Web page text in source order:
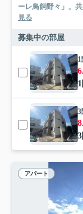
ーレ鳥飼野々」。
見る
募集中の部屋
3
アパート